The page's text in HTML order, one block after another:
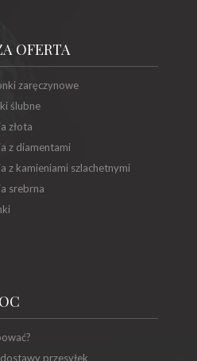
OFERTA
zaręczynowe
ślubne
złota
z diamentami
z kamieniami szlachetnymi
srebrna
przesyłek